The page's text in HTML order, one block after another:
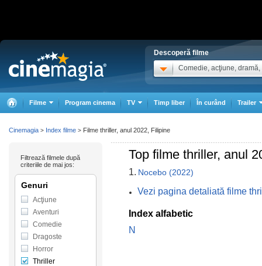
Descoperă filme
Comedie, acţiune, dramă,
Filme Program cinema TV Timp liber În curând Trailer
Top filme thriller, anul
1. Nocebo (2022)
Vezi pagina detaliată filme
Index alfabetic
N
Filtrează filmele după
criteriile de mai jos:
Genuri
Acţiune
Aventuri
Comedie
Dragoste
Horror
Thriller
Cinemagia > Index filme > Filme thriller, anul 2022, Filipine